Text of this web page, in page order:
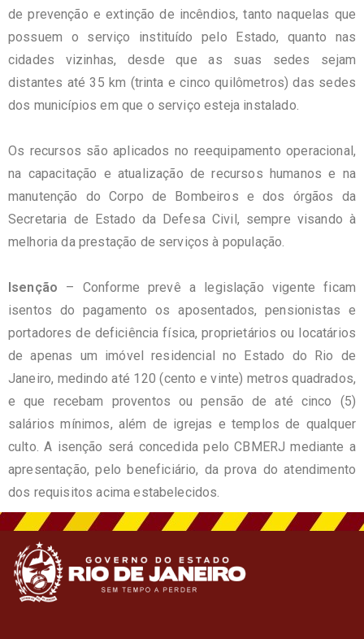
de prevenção e extinção de incêndios, tanto naquelas que
possuem o serviço instituído pelo Estado, quanto nas
cidades vizinhas, desde que as suas sedes sejam
distantes até 35 km (trinta e cinco quilômetros) das sedes
dos municípios em que o serviço esteja instalado.
Os recursos são aplicados no reequipamento operacional,
na capacitação e atualização de recursos humanos e na
manutenção do Corpo de Bombeiros e dos órgãos da
Secretaria de Estado da Defesa Civil, sempre visando à
melhoria da prestação de serviços à população.
Isenção – Conforme prevê a legislação vigente ficam
isentos do pagamento os aposentados, pensionistas e
portadores de deficiência física, proprietários ou locatários
de apenas um imóvel residencial no Estado do Rio de
Janeiro, medindo até 120 (cento e vinte) metros quadrados,
e que recebam proventos ou pensão de até cinco (5)
salários mínimos, além de igrejas e templos de qualquer
culto. A isenção será concedida pelo CBMERJ mediante a
apresentação, pelo beneficiário, da prova do atendimento
dos requisitos acima estabelecidos.